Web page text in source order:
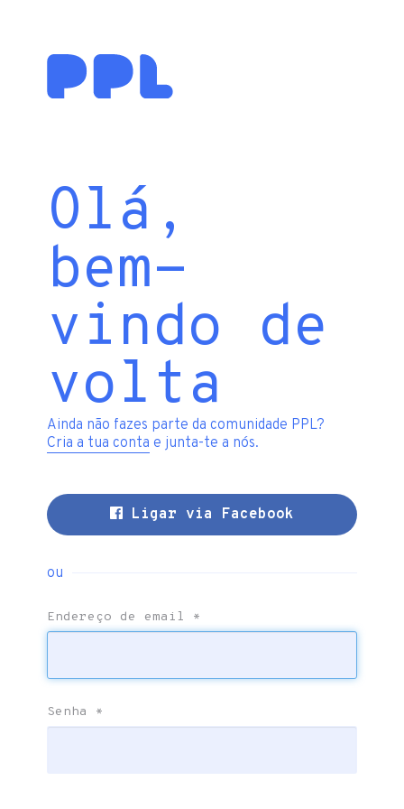
Olá,
bem-
vindo de
volta
Ainda não fazes parte da comunidade PPL?
Cria a tua conta e junta-te a nós.
Ligar via Facebook
ou
Endereço de email *
Senha *